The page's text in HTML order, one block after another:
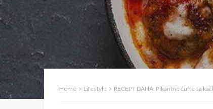
Home Lifestyle RECEPT DANA: Pikantne ćufte sa